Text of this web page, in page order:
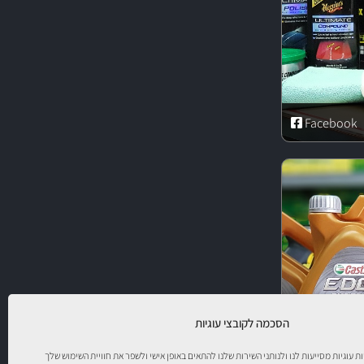
הסכמה לקובצי עוגיות
עוגיות מסייעות לנו ולנותני השירות שלנו להתאים באופן אישי ולשפר את חוויית השימוש שלך
Facebook